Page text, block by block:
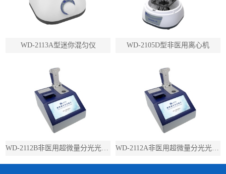
WD-2113A型迷你混匀仪 WD-2105D型非医用离心机
WD-2112B非医用超微量分光光度计（带荧光） WD-2112A非医用超微量分光光度计（不带荧光）